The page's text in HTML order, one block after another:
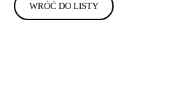
WRÓĆ DO LISTY